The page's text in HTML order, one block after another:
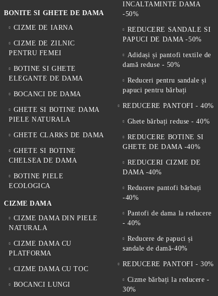
BONITE SI GHETE DE DAMA
CIZME DE IARNA
CIZME DE ZILNIC
PENTRU FEMEI
BOTINE SI GHETE
ELEGANTE DE DAMA
BOCANCI DE DAMA
GHETE SI BOTINE DAMA
PIELE NATURALA
GHETE CLARKS DE DAMA
GHETE SI BOTINE
CHELSEA DE DAMA
BOTINE PIELE
ECOLOGICA
CIZME DAMA
CIZME DAMA DIN PIELE
NATURALA
CIZME DAMA CU
PLATFORMA
CIZME DAMA CU TOC
BOCANCI LUNGI
INCALTAMINTE DAMA
-50%
REDUCERE SANDALE SI
PAPUCI DE DAMA -50%
Adidași și pantofi textile de
damă reduse - 50%
Reduceri pentru sandale și
papuci pentru bărbați
REDUCERE PANTOFI - 40%
Ghete bărbați reduse - 40%
REDUCERE BOTINE SI
GHETE DE DAMA -40%
REDUCERI CIZME DE
DAMA -40%
Reducere pantofi bărbați
-40%
Pantofi de dama la reducere
- 40%
Reducere de papuci și
sandale de damă-40%
REDUCERE PANTOFI - 30%
Cizme bărbați la reducere -
30%